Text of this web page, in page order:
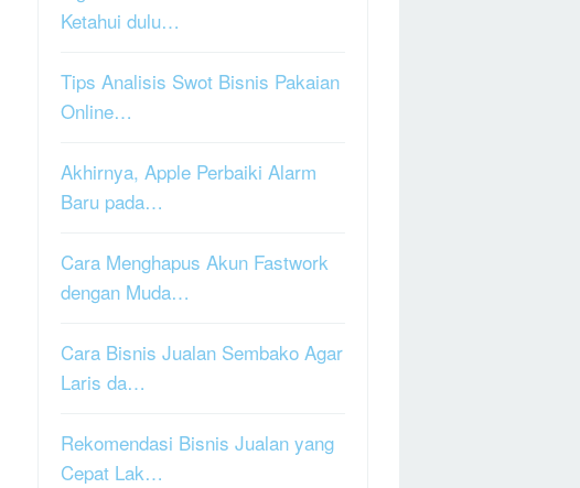
Ketahui dulu…
Tips Analisis Swot Bisnis Pakaian
Online…
Akhirnya, Apple Perbaiki Alarm
Baru pada…
Cara Menghapus Akun Fastwork
dengan Muda…
Cara Bisnis Jualan Sembako Agar
Laris da…
Rekomendasi Bisnis Jualan yang
Cepat Lak…